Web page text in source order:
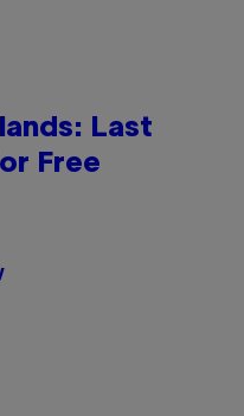
Last
Free